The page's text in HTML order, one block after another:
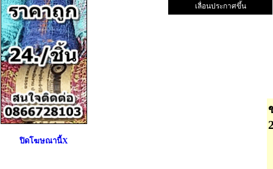
เลื่อนประกาศขึ้น
ปิดโฆษณานี้X